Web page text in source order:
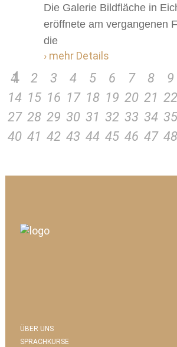
Die Galerie Bildfläche in
eröffnete am vergangenen
die
› mehr Details
1 2 3 4 5 6 7 8 9
14 15 16 17 18 19 20 21 22
27 28 29 30 31 32 33 34 35
40 41 42 43 44 45 46 47 48
ÜBER UNS
SPRACHKURSE